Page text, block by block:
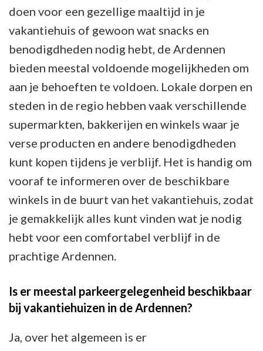
doen voor een gezellige maaltijd in je
vakantiehuis of gewoon wat snacks en
benodigdheden nodig hebt, de Ardennen
bieden meestal voldoende mogelijkheden om
aan je behoeften te voldoen. Lokale dorpen en
steden in de regio hebben vaak verschillende
supermarkten, bakkerijen en winkels waar je
verse producten en andere benodigdheden
kunt kopen tijdens je verblijf. Het is handig om
vooraf te informeren over de beschikbare
winkels in de buurt van het vakantiehuis, zodat
je gemakkelijk alles kunt vinden wat je nodig
hebt voor een comfortabel verblijf in de
prachtige Ardennen.
Is er meestal parkeergelegenheid beschikbaar
bij vakantiehuizen in de Ardennen?
Ja, over het algemeen is er